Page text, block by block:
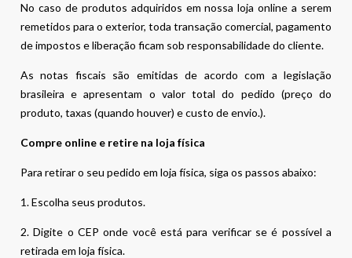
No caso de produtos adquiridos em nossa loja online a serem
remetidos para o exterior, toda transação comercial, pagamento
de impostos e liberação ficam sob responsabilidade do cliente.
As notas fiscais são emitidas de acordo com a legislação
brasileira e apresentam o valor total do pedido (preço do
produto, taxas (quando houver) e custo de envio.).
Compre online e retire na loja física
Para retirar o seu pedido em loja física, siga os passos abaixo:
1. Escolha seus produtos.
2. Digite o CEP onde você está para verificar se é possível a
retirada em loja física.